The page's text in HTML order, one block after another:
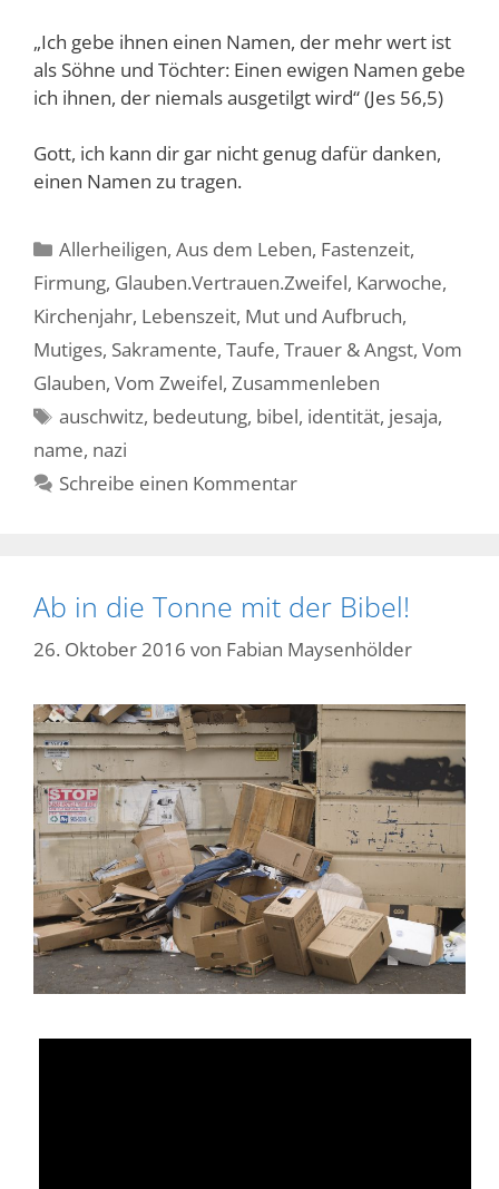
„Ich gebe ihnen einen Namen, der mehr wert ist
als Söhne und Töchter: Einen ewigen Namen gebe
ich ihnen, der niemals ausgetilgt wird“ (Jes 56,5)
Gott, ich kann dir gar nicht genug dafür danken,
einen Namen zu tragen.
Kategorien
Allerheiligen,Aus dem Leben, Fastenzeit,
Firmung, Glauben.Vertrauen.Zweifel, Karwoche,
Kirchenjahr, Lebenszeit, Mut und Aufbruch,
Mutiges, Sakramente, Taufe, Trauer & Angst, Vom
Glauben, Vom Zweifel, Zusammenleben
Schlagwörter
auschwitz, bedeutung, bibel, identität, jesaja,
name, nazi
Schreibe einen Kommentar
Ab in die Tonne mit der Bibel!
26. Oktober 2016 von Fabian Maysenhölder